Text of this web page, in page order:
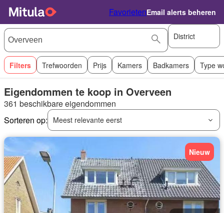
FavorietenEmail alerts beheren
District
Filters Trefwoorden Prijs Kamers Badkamers Type
Eigendommen te koop in Overveen
361 beschikbare eigendommen
Sorteren op:
Meest relevante eerst
Nieuw